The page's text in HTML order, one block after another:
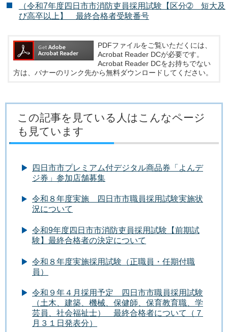
（令和7年度四日市市消防吏員採用試験【区分➁ 短大及
び高卒以上】 最終合格者受験番号
PDFファイルをご覧いただくには、
Acrobat Reader DCが必要です。
Acrobat Reader DCをお持ちでない
方は、バナーのリンク先から無料ダウンロードしてください。
この記事を見ている人はこんなページ
も見ています
四日市市プレミアム付デジタル商品券「よんデ
ジ券」参加店舗募集
令和８年度実施 四日市市職員採用試験実施状
況について
令和9年度四日市市消防吏員採用試験【前期試
験】最終合格者の決定について
令和８年度実施採用試験（正職員・任期付職
員）
令和９年４月採用予定 四日市市職員採用試験
（土木、建築、機械、保健師、保育教育職、学
芸員、社会福祉士） 最終合格者について（７
月３１日発表分）